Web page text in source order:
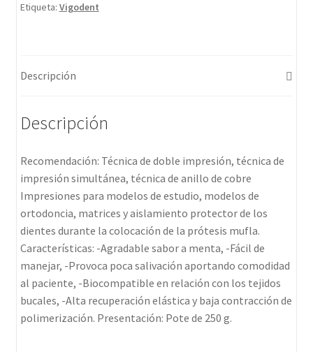
Etiqueta: Vigodent
Descripción
Descripción
Recomendación: Técnica de doble impresión, técnica de
impresión simultánea, técnica de anillo de cobre
Impresiones para modelos de estudio, modelos de
ortodoncia, matrices y aislamiento protector de los
dientes durante la colocación de la prótesis mufla.
Características: -Agradable sabor a menta, -Fácil de
manejar, -Provoca poca salivación aportando comodidad
al paciente, -Biocompatible en relación con los tejidos
bucales, -Alta recuperación elástica y baja contracción de
polimerización. Presentación: Pote de 250 g.